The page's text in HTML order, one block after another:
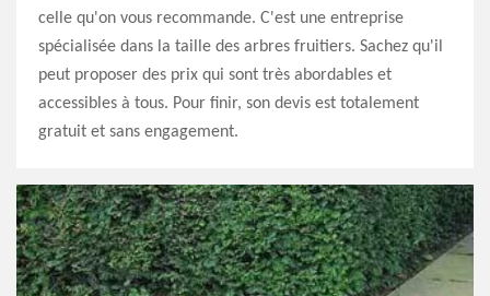
celle qu'on vous recommande. C'est une entreprise
spécialisée dans la taille des arbres fruitiers. Sachez qu'il
peut proposer des prix qui sont très abordables et
accessibles à tous. Pour finir, son devis est totalement
gratuit et sans engagement.